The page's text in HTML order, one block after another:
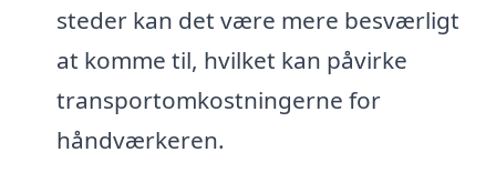
steder kan det være mere besværligt
at komme til, hvilket kan påvirke
transportomkostningerne for
håndværkeren.